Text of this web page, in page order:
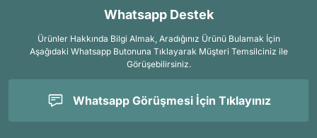
Whatsapp Destek
Ürünler Hakkında Bilgi Almak, Aradığınız Ürünü Bulamak İçin
Aşağıdaki Whatsapp Butonuna Tıklayarak Müşteri Temsilciniz ile
Görüşebilirsiniz.
Whatsapp Görüşmesi İçin Tıklayınız